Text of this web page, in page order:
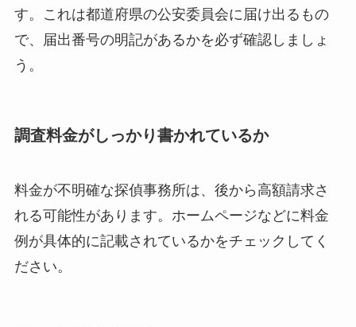
す。これは都道府県の公安委員会に届け出るもの
で、届出番号の明記があるかを必ず確認しましょ
う。
調査料金がしっかり書かれているか
料金が不明確な探偵事務所は、後から高額請求さ
れる可能性があります。ホームページなどに料金
例が具体的に記載されているかをチェックしてく
ださい。